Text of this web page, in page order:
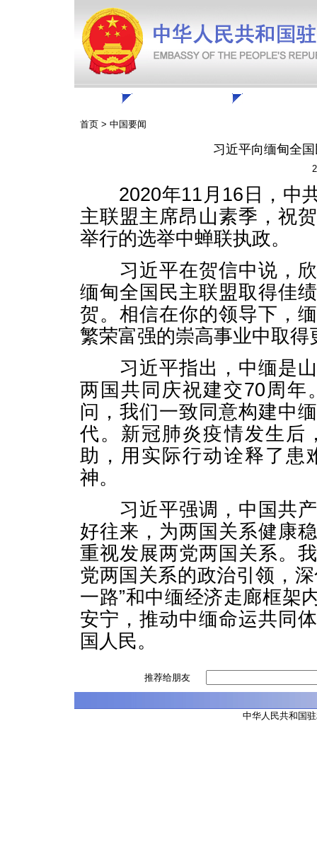
首页 > 中国要闻
习近平向缅甸全
2020年11月16日，中共
主联盟主席昂山素季，祝
举行的选举中蝉联执政。
习近平在贺信中说，欣
缅甸全国民主联盟取得佳
贺。相信在你的领导下，
繁荣富强的崇高事业中取得
习近平指出，中缅是山
两国共同庆祝建交70周年
问，我们一致同意构建中
代。新冠肺炎疫情发生后
助，用实际行动诠释了患
神。
习近平强调，中国共产
好往来，为两国关系健康
重视发展两党两国关系。
党两国关系的政治引领，
一路”和中缅经济走廊框架
安宁，推动中缅命运共同
国人民。
推荐给朋友
中华人民共和国